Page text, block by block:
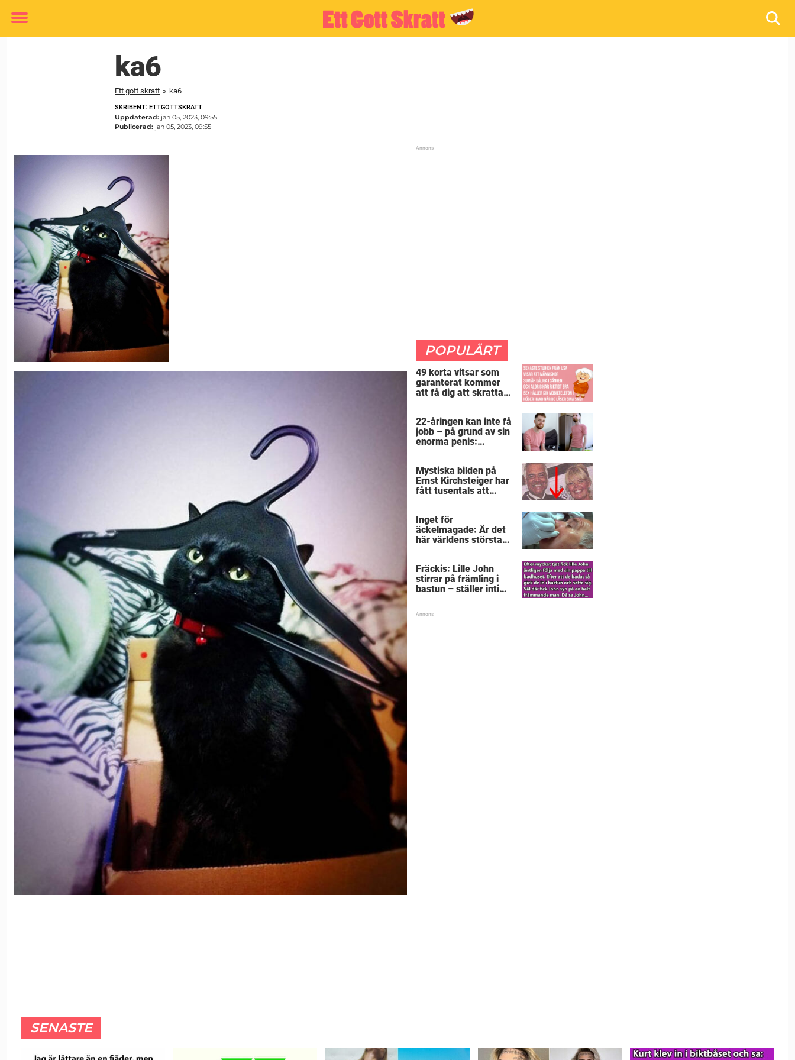
Toggle
ka6
Ett gott skratt » ka6
SKRIBENT: ETTGOTTSKRATT
Uppdaterad: jan 05, 2023, 09:55
Publicerad: jan 05, 2023, 09:55
POPULÄRT
49 korta vitsar som
garanterat kommer
att få dig att skratta
22-åringen kan inte få
jobb – på grund av sin
enorma penis:
Mystiska bilden på
Ernst Kirchsteiger har
fått tusentals att
Inget för
äckelmagade: Är det
här världens största
Fräckis: Lille John
stirrar på främling i
bastun – ställer intim
SENASTE